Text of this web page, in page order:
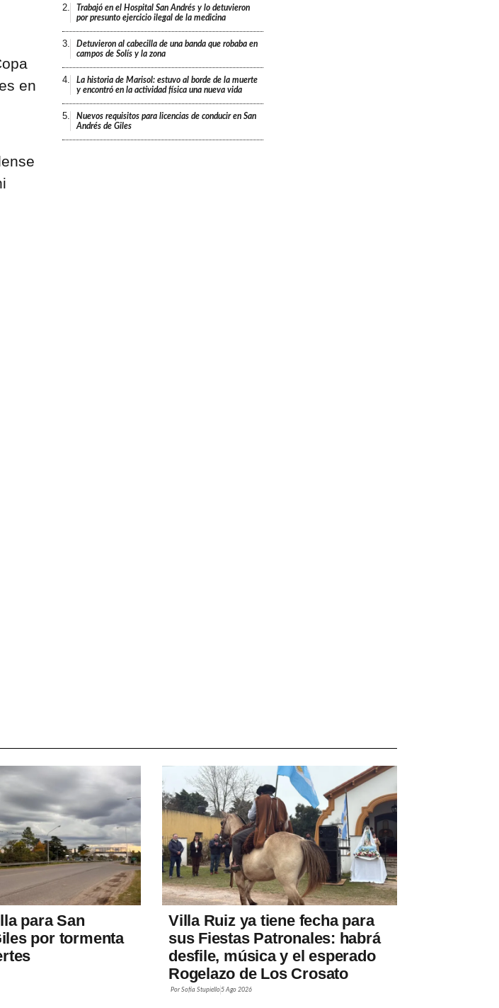
en
2.
Trabajó en el Hospital San Andrés y lo detuvieron
por presunto ejercicio ilegal de la medicina
3.
Detuvieron al cabecilla de una banda que robaba en
campos de Solís y la zona
4.
La historia de Marisol: estuvo al borde de la muerte
y encontró en la actividad física una nueva vida
5.
Nuevos requisitos para licencias de conducir en San
Andrés de Giles
para San
por tormenta
Villa Ruiz ya tiene fecha para
sus Fiestas Patronales: habrá
desfile, música y el esperado
Rogelazo de Los Crosato
Por Sofía Stupiello5 Ago 2026